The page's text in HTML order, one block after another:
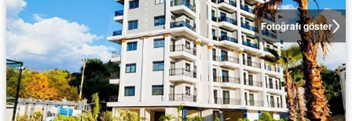
Fotoğrafı göster